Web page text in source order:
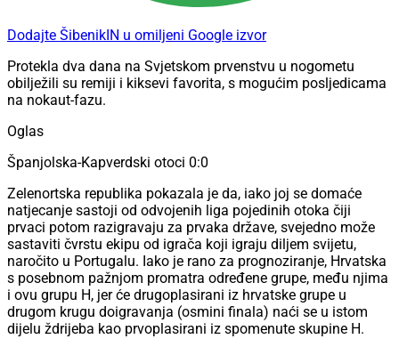
Dodajte ŠibenikIN u omiljeni Google izvor
Protekla dva dana na Svjetskom prvenstvu u nogometu
obilježili su remiji i kiksevi favorita, s mogućim posljedicama
na nokaut-fazu.
Oglas
Španjolska-Kapverdski otoci 0:0
Zelenortska republika pokazala je da, iako joj se domaće
natjecanje sastoji od odvojenih liga pojedinih otoka čiji
prvaci potom razigravaju za prvaka države, svejedno može
sastaviti čvrstu ekipu od igrača koji igraju diljem svijetu,
naročito u Portugalu. Iako je rano za prognoziranje, Hrvatska
s posebnom pažnjom promatra određene grupe, među njima
i ovu grupu H, jer će drugoplasirani iz hrvatske grupe u
drugom krugu doigravanja (osmini finala) naći se u istom
dijelu ždrijeba kao prvoplasirani iz spomenute skupine H.